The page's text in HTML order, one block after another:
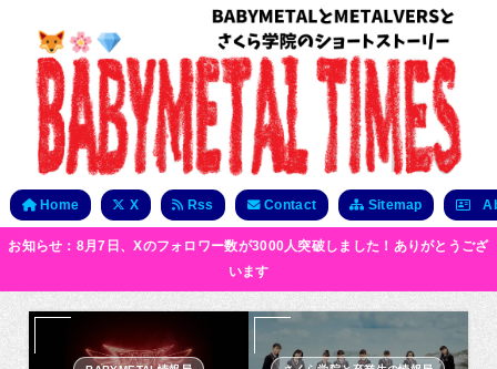
Home X Rss Contact Sitemap
お知らせ：8月7日、Xのフォロワー数が3000人突破しました！ありがとうござ
います